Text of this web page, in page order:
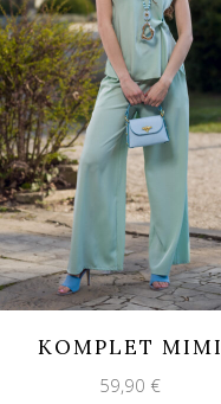
KOMPLET MIMI
59,90 €